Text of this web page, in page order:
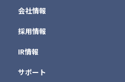
会社情報
採用情報
IR情報
サポート